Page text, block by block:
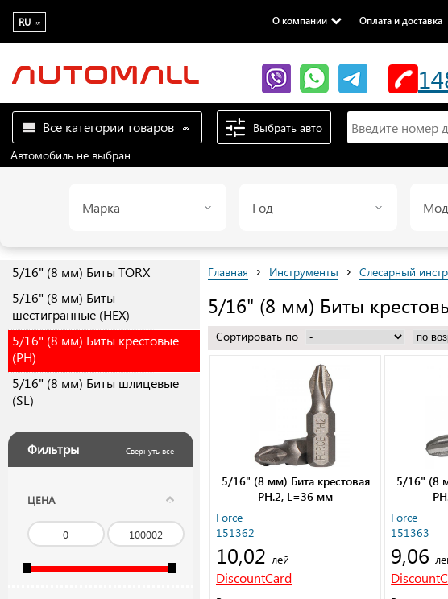
RU О компании Оплата и доставка
Все категории товаров
Выбрать авто
Автомобиль не выбран
Марка Год
5/16" (8 мм) Биты TORX
5/16" (8 мм) Биты
шестигранные (HEX)
5/16" (8 мм) Биты крестовые
(PH)
5/16" (8 мм) Биты шлицевые
(SL)
Фильтры Свернуть все
ЦЕНА
Главная › Инструменты › Слесарный
5/16" (8 мм) Биты
Сортировать по
5/16" (8 мм) Бита крестовая
РН.2, L=36 мм
Force
151362
10,02 лей
DiscountCard
5/16" (8
Force
151363
9,06